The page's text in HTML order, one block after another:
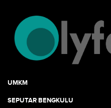
UMKM
SEPUTAR BENGKULU